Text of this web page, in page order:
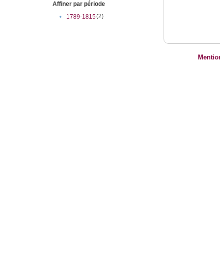
Affiner par période
•
1789-1815(2)